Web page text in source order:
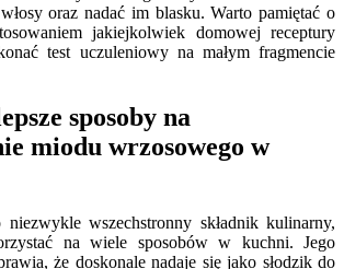
oraz nadać im blasku. Warto pamiętać o
jakiejkolwiek domowej receptury
test uczuleniowy na małym fragmencie
sposoby na
miodu wrzosowego w
wszechstronny składnik kulinarny,
na wiele sposobów w kuchni. Jego
że doskonale nadaje się jako słodzik do